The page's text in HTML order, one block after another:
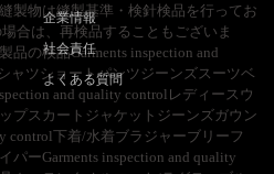
縫製物は縫製基準・検針検品を行ってお
合は、再検品することもございま
品の検品Garments inspection and
ャツショートパンツジーンズスーツベ
and quality controlレディースウ
プスカートジャケットジーンズガウン
control下着/水着ブラジャーブリーフ
パーGarments inspection and quality
企業情報
社会責任
よくある質問